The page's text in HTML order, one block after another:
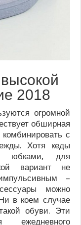
2018
огромной
обширная
с
Хотя кеды
юбками, для
вариант не
–
можно
в коем случае
обуви. Эти